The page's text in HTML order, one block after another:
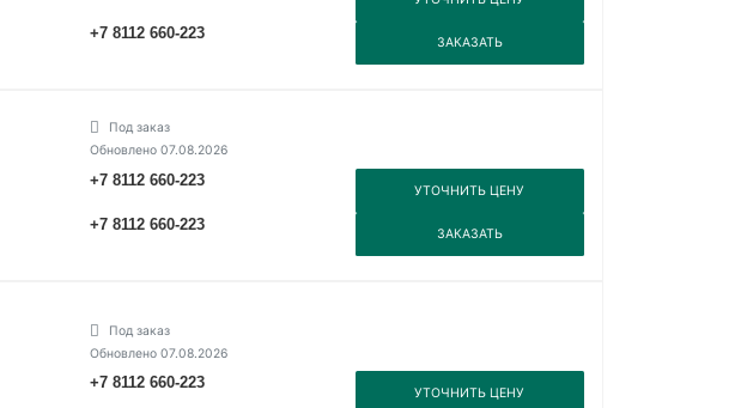
+7 8112 660-223
ЗАКАЗАТЬ
Под заказ
Обновлено 07.08.2026
+7 8112 660-223
УТОЧНИТЬ ЦЕНУ
+7 8112 660-223
ЗАКАЗАТЬ
Под заказ
Обновлено 07.08.2026
+7 8112 660-223
УТОЧНИТЬ ЦЕНУ